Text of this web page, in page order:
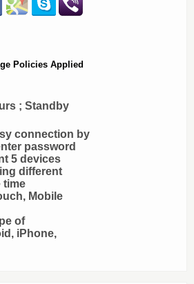
Policies Applied
; Standby
connection by
password
5 devices
different
time
Mobile
of
iPhone,